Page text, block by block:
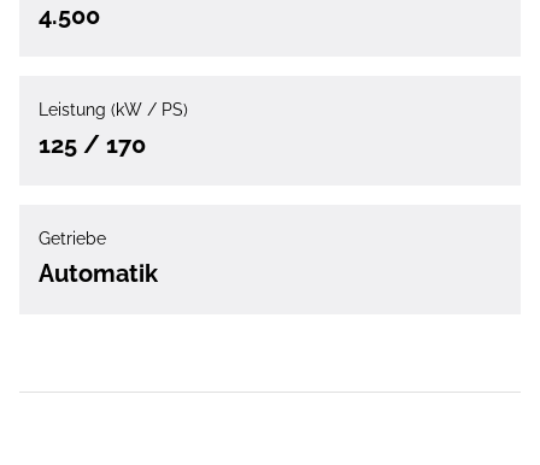
4.500
Leistung (kW / PS)
125 / 170
Getriebe
Automatik